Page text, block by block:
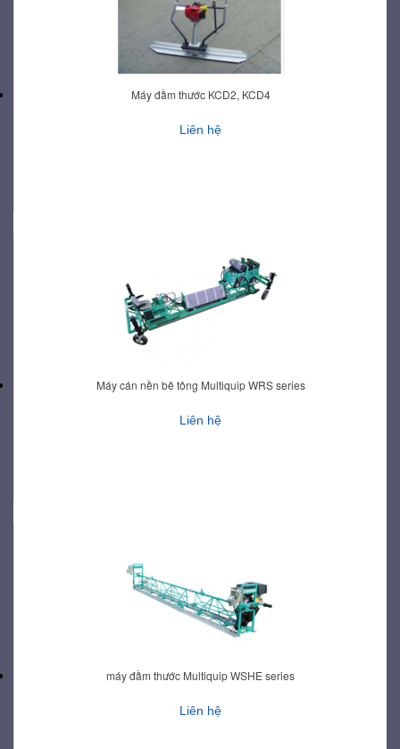
Máy đầm thước KCD2, KCD4
Liên hệ
Máy cán nền bê tông Multiquip WRS series
Liên hệ
máy đầm thước Multiquip WSHE series
Liên hệ